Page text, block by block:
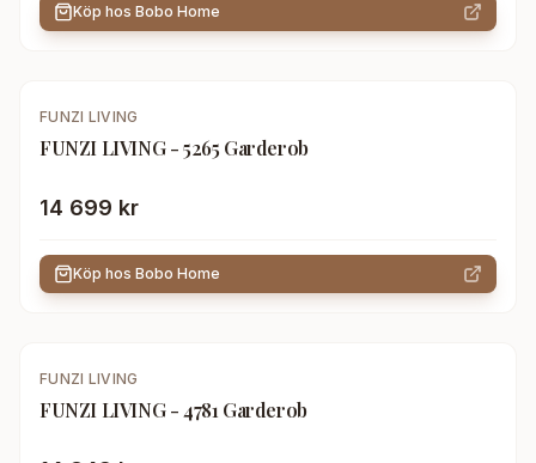
Köp hos Bobo Home
FUNZI LIVING
FUNZI LIVING - 5265 Garderob
14 699 kr
Köp hos Bobo Home
FUNZI LIVING
FUNZI LIVING - 4781 Garderob